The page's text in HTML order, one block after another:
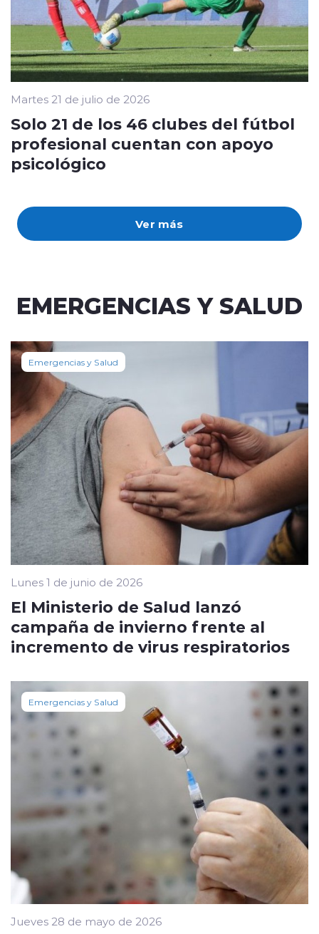
Ver más
Martes 21 de julio de 2026
Solo 21 de los 46 clubes del fútbol
profesional cuentan con apoyo
psicológico
EMERGENCIAS Y SALUD
Emergencias y Salud
Lunes 1 de junio de 2026
El Ministerio de Salud lanzó
campaña de invierno frente al
incremento de virus respiratorios
Emergencias y Salud
Jueves 28 de mayo de 2026